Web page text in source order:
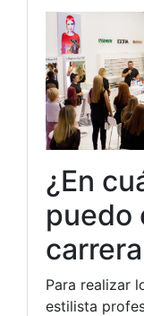
¿En
puedo
Para realizar
estilista